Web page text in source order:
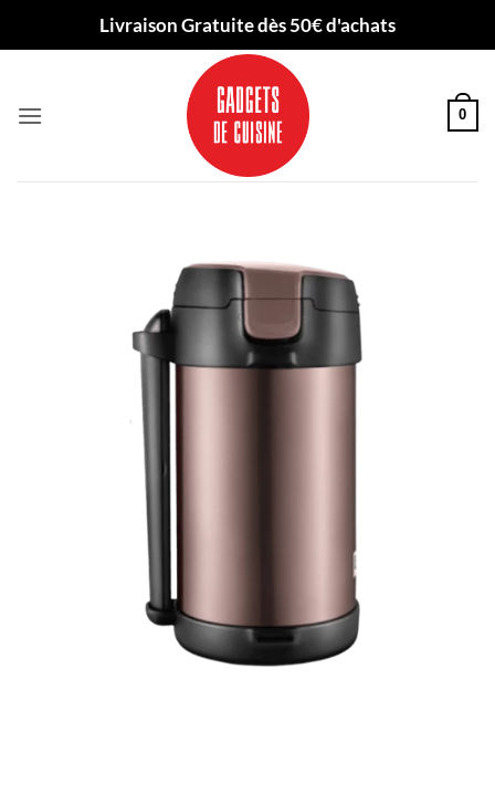
Livraison Gratuite dès 50€ d'achats
0